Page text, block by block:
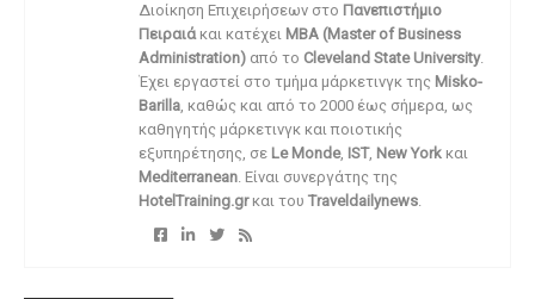
Διοίκηση Επιχειρήσεων στο Πανεπιστήμιο
Πειραιάκαι κατέχει MBA (Master of Business
Administration) από το Cleveland State University.
Έχει εργαστεί στο τμήμα μάρκετινγκ της Misko-
Barilla, καθώς και από το 2000 έως σήμερα, ως
καθηγητής μάρκετινγκ και ποιοτικής
εξυπηρέτησης, σε Le Monde, IST, New York και
Mediterranean. Είναι συνεργάτης της
HotelTraining.grκαι του Traveldailynews.